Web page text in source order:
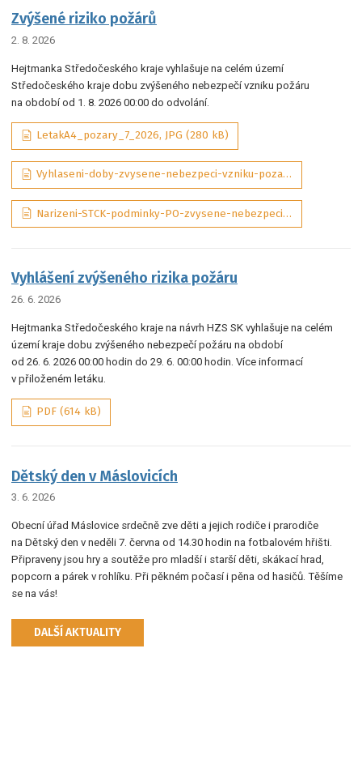
Zvýšené riziko požárů
2. 8. 2026
Hejtmanka Středočeského kraje vyhlašuje na celém území
Středočeského kraje dobu zvýšeného nebezpečí vzniku požáru
na období od 1. 8. 2026 00:00 do odvolání.
LetakA4_pozary_7_2026, JPG (280 kB)
Vyhlaseni-doby-zvysene-nebezpeci-vzniku-pozaru-07-2026-sig_aDQP3Wd, PDF (292 kB)
Narizeni-STCK-podminky-PO-zvysene-nebezpeci-pozaru-01-2025-ASPI_tObrJIM, PDF (131 kB)
Vyhlášení zvýšeného rizika požáru
26. 6. 2026
Hejtmanka Středočeského kraje na návrh HZS SK vyhlašuje na celém
území kraje dobu zvýšeného nebezpečí požáru na období
od 26. 6. 2026 00:00 hodin do 29. 6. 00:00 hodin. Více informací
v přiloženém letáku.
PDF (614 kB)
Dětský den v Máslovicích
3. 6. 2026
Obecní úřad Máslovice srdečně zve děti a jejich rodiče i prarodiče
na Dětský den v neděli 7. června od 14.30 hodin na fotbalovém hřišti.
Připraveny jsou hry a soutěže pro mladší i starší děti, skákací hrad,
popcorn a párek v rohlíku. Při pěkném počasí i pěna od hasičů. Těšíme
se na vás!
DALŠÍ AKTUALITY